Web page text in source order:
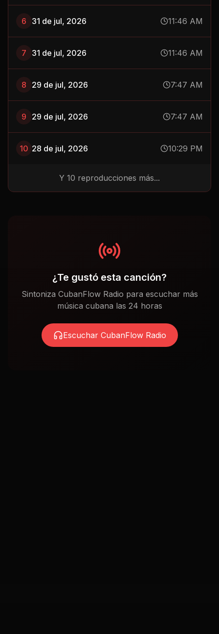
6 31 de jul, 2026 11:46 AM
7 31 de jul, 2026 11:46 AM
8 29 de jul, 2026 7:47 AM
9 29 de jul, 2026 7:47 AM
10 28 de jul, 2026 10:29 PM
Y 10 reproducciones más...
¿Te gustó esta canción?
Sintoniza CubanFlow Radio para escuchar más
música cubana las 24 horas
Escuchar CubanFlow Radio